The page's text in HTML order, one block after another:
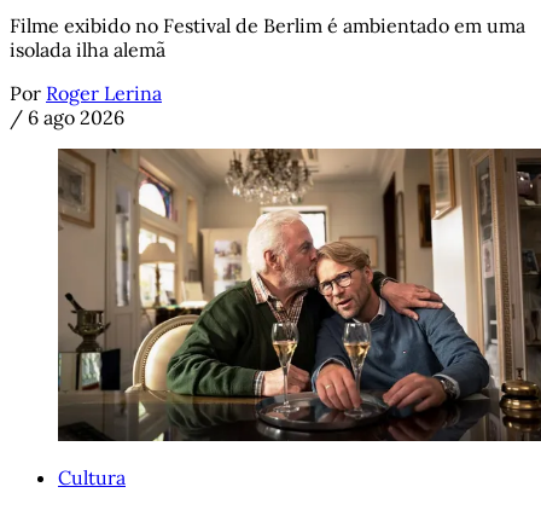
Filme exibido no Festival de Berlim é ambientado em uma
isolada ilha alemã
Por Roger Lerina
/ 6 ago 2026
Cultura